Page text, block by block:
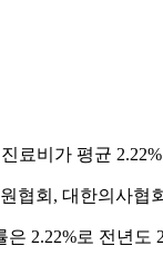
료비가 평균
협회, 대한의사협
2.22%로 전년